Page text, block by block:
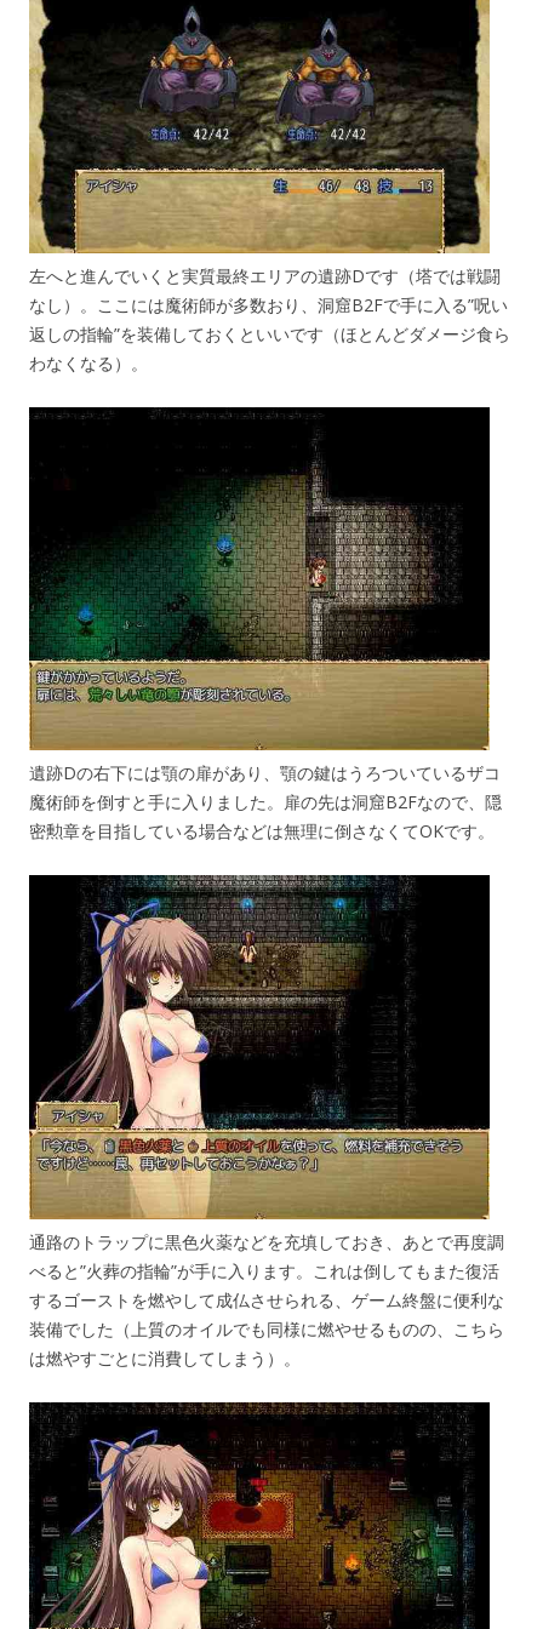
左へと進んでいくと実質最終エリアの遺跡Dです（塔では戦闘
なし）。ここには魔術師が多数おり、洞窟B2Fで手に入る”呪い
返しの指輪”を装備しておくといいです（ほとんどダメージ食ら
わなくなる）。
遺跡Dの右下には顎の扉があり、顎の鍵はうろついているザコ
魔術師を倒すと手に入りました。扉の先は洞窟B2Fなので、隠
密勲章を目指している場合などは無理に倒さなくてOKです。
通路のトラップに黒色火薬などを充填しておき、あとで再度調
べると”火葬の指輪”が手に入ります。これは倒してもまた復活
するゴーストを燃やして成仏させられる、ゲーム終盤に便利な
装備でした（上質のオイルでも同様に燃やせるものの、こちら
は燃やすごとに消費してしまう）。